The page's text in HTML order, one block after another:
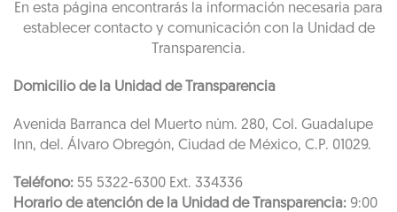
En esta página encontrarás la información necesaria para
establecer contacto y comunicación con la Unidad de
Transparencia.
Domicilio de la Unidad de Transparencia
Avenida Barranca del Muerto núm. 280, Col. Guadalupe
Inn, del. Álvaro Obregón, Ciudad de México, C.P. 01029.
Teléfono: 55 5322-6300 Ext. 334336
Horario de atención de la Unidad de Transparencia: 9:00